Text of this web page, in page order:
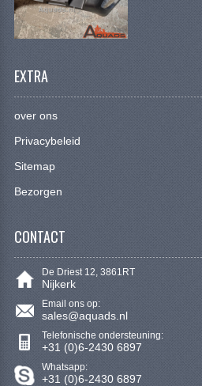
E SCOOTERS
EXTRA
over ons
Privacybeleid
Sitemap
Bezorgen
CONTACT
De Driest 12, 3861RT
Nijkerk
Email ons op:
sales@aquads.nl
Telefonische ondersteuning:
+31 (0)6-2430 6897
Whatsapp:
+31 (0)6-2430 6897